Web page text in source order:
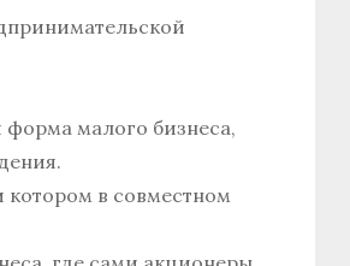
малого бизнеса,
котором в совместном